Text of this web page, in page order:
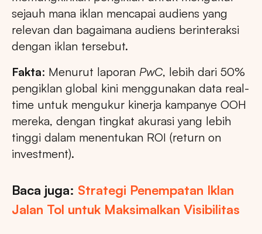
sejauh mana iklan mencapai audiens yang
relevan dan bagaimana audiens berinteraksi
dengan iklan tersebut.
Fakta: Menurut laporan PwC, lebih dari 50%
pengiklan global kini menggunakan data real-
time untuk mengukur kinerja kampanye OOH
mereka, dengan tingkat akurasi yang lebih
tinggi dalam menentukan ROI (return on
investment).
Baca juga: Strategi Penempatan Iklan
Jalan Tol untuk Maksimalkan Visibilitas